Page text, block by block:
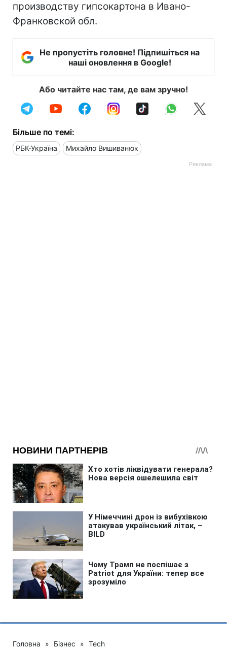
производству гипсокартона в Ивано-
Франковской обл.
Не пропустіть головне! Підпишіться на
наші оновлення в Google!
Або читайте нас там, де вам зручно!
Більше по темі:
РБК-Україна Михайло Вишиванюк
Головна » Бізнес » Tech